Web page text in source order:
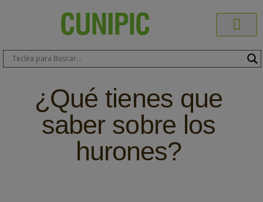
¿Qué tienes que
saber sobre los
hurones?